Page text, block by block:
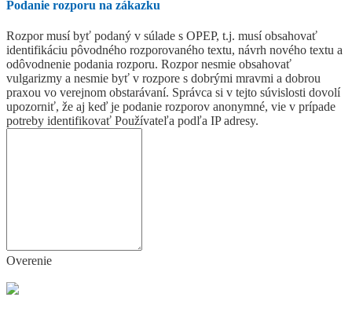
Podanie rozporu na zákazku
Rozpor musí byť podaný v súlade s OPEP, t.j. musí obsahovať
identifikáciu pôvodného rozporovaného textu, návrh nového textu a
odôvodnenie podania rozporu. Rozpor nesmie obsahovať
vulgarizmy a nesmie byť v rozpore s dobrými mravmi a dobrou
praxou vo verejnom obstarávaní. Správca si v tejto súvislosti dovolí
upozorniť, že aj keď je podanie rozporov anonymné, vie v prípade
potreby identifikovať Používateľa podľa IP adresy.
Overenie